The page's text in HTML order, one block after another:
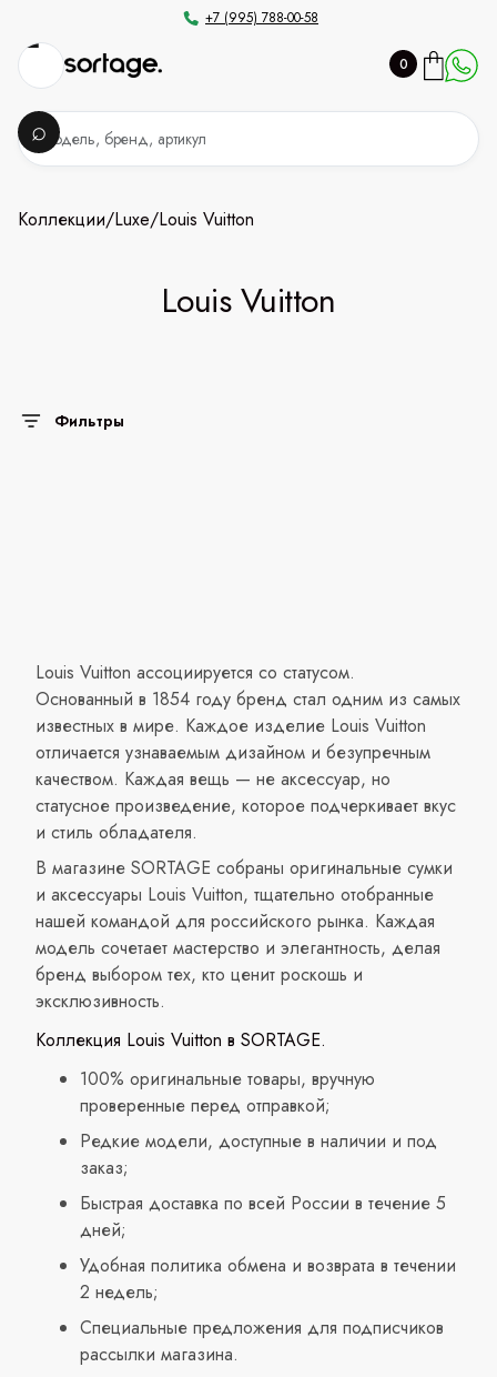
+7 (995) 788-00-58
0
Коллекции/Luxe/Louis Vuitton
Louis Vuitton
Фильтры
Louis Vuitton ассоциируется со статусом.
Основанный в 1854 году бренд стал одним из самых
известных в мире. Каждое изделие Louis Vuitton
отличается узнаваемым дизайном и безупречным
качеством. Каждая вещь — не аксессуар, но
статусное произведение, которое подчеркивает вкус
и стиль обладателя.
В магазине SORTAGE собраны оригинальные сумки
и аксессуары Louis Vuitton, тщательно отобранные
нашей командой для российского рынка. Каждая
модель сочетает мастерство и элегантность, делая
бренд выбором тех, кто ценит роскошь и
эксклюзивность.
Коллекция Louis Vuitton в SORTAGE.
100% оригинальные товары, вручную
проверенные перед отправкой;
Редкие модели, доступные в наличии и под
заказ;
Быстрая доставка по всей России в течение 5
дней;
Удобная политика обмена и возврата в течении
2 недель;
Специальные предложения для подписчиков
рассылки магазина.